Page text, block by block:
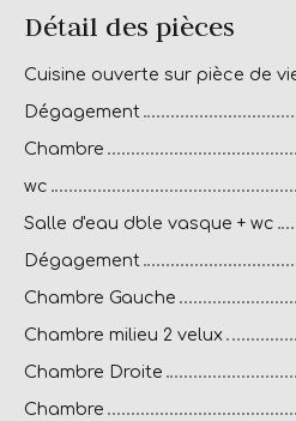
Détail des pièces
Cuisine ouverte sur pièce de
Dégagement
Chambre
wc
Salle d'eau dble vasque + wc
Dégagement
Chambre Gauche
Chambre milieu 2 velux
Chambre Droite
Chambre